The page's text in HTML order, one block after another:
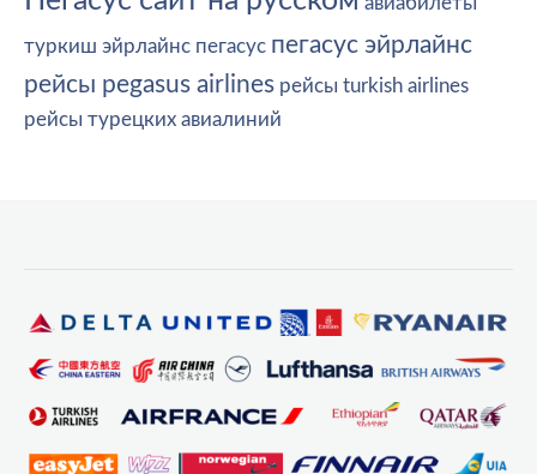
авиабилеты
туркиш эйрлайнс пегасус пегасус эйрлайнс
рейсы pegasus airlines рейсы turkish airlines
рейсы турецких авиалиний